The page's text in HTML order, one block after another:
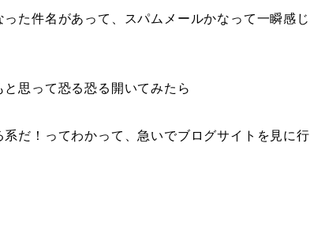
た件名があって、スパムメールかなって一瞬感じ
思って恐る恐る開いてみたら
だ！ってわかって、急いでブログサイトを見に行